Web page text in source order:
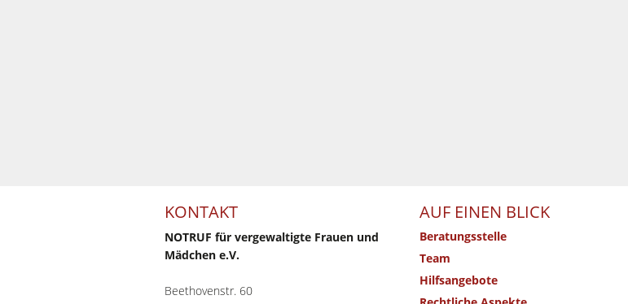
KONTAKT
NOTRUF für vergewaltigte Frauen und
Mädchen e.V.
Beethovenstr. 60
AUF EINEN BLICK
Beratungsstelle
Team
Hilfsangebote